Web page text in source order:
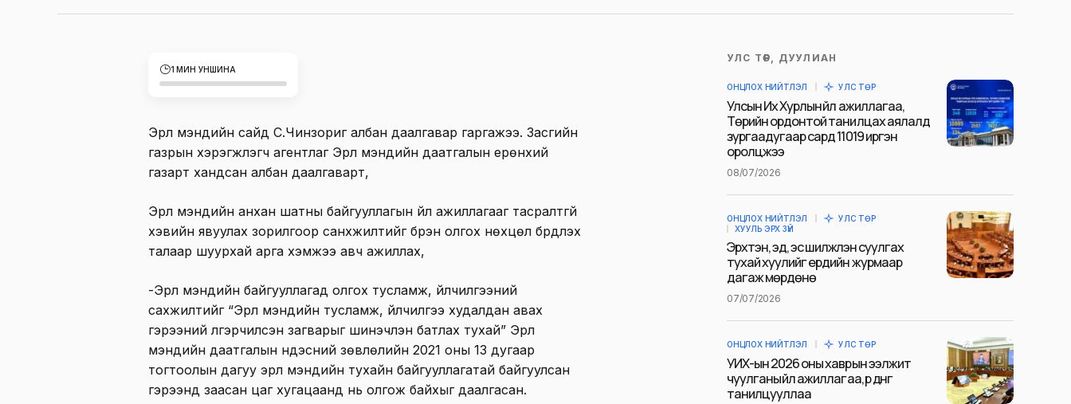
1 МИН УНШИНА
Эрүүл мэндийн сайд С.Чинзориг албан даалгавар гаргажээ. Засгийн
газрын хэрэгжүүлэгч агентлаг Эрүүл мэндийн даатгалын ерөнхий
газарт хандсан албан даалгаварт,
Эрүүл мэндийн анхан шатны байгууллагын үйл ажиллагааг тасралтгүй
хэвийн явуулах зорилгоор санхүүжилтийг бүрэн олгох нөхцөл бүрдүүлэх
талаар шуурхай арга хэмжээ авч ажиллах,
-Эрүүл мэндийн байгууллагад олгох тусламж, үйлчилгээний
сахүүжилтийг “Эрүүл мэндийн тусламж, үйлчилгээ худалдан авах
гэрээний үлгэрчилсэн загварыг шинэчлэн батлах тухай” Эрүүл
мэндийн даатгалын үндэсний зөвлөлийн 2021 оны 13 дугаар
тогтоолын дагуу эрүүл мэндийн тухайн байгууллагатай байгуулсан
гэрээнд заасан цаг хугацаанд нь олгож байхыг даалгасан.
УЛС ТӨР, ДУУЛИАН
ОНЦЛОХ НИЙТЛЭЛ УЛС ТӨР
Улсын Их Хурлын үйл ажиллагаа,
Төрийн ордонтой танилцах аялалд
зургаадугаар сард 11019 иргэн
оролцжээ
08/07/2026
ОНЦЛОХ НИЙТЛЭЛ
УЛС ТӨР
ХУУЛЬ ЭРХ ЗҮЙ
Эрхтэн, эд, эс шилжүүлэн суулгах
тухай хуулийг ердийн журмаар
дагаж мөрдөнө
07/07/2026
ОНЦЛОХ НИЙТЛЭЛ УЛС ТӨР
УИХ-ын 2026 оны хаврын ээлжит
чуулганы үйл ажиллагаа, үр дүнг
танилцууллаа